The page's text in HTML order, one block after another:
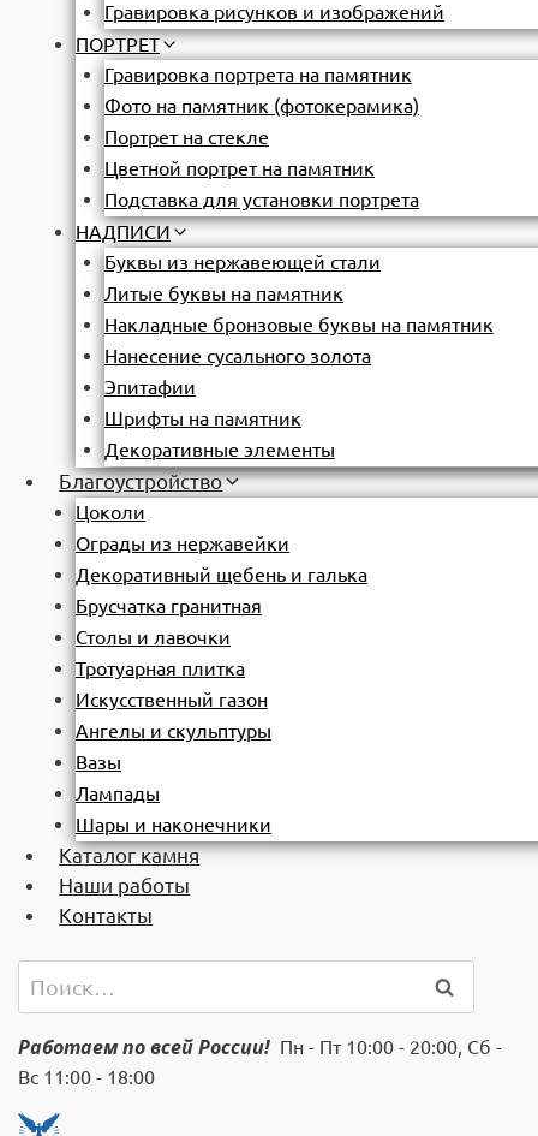
Гравировка рисунков и изображений
ПОРТРЕТ
Гравировка портрета на памятник
Фото на памятник (фотокерамика)
Портрет на стекле
Цветной портрет на памятник
Подставка для установки портрета
НАДПИСИ
Буквы из нержавеющей стали
Литые буквы на памятник
Накладные бронзовые буквы на памятник
Нанесение сусального золота
Эпитафии
Шрифты на памятник
Декоративные элементы
Благоустройство
Цоколи
Ограды из нержавейки
Декоративный щебень и галька
Брусчатка гранитная
Столы и лавочки
Тротуарная плитка
Искусственный газон
Ангелы и скульптуры
Вазы
Лампады
Шары и наконечники
Каталог камня
Наши работы
Контакты
Работаем по всей России! Пн - Пт 10:00 - 20:00, Сб -
Вс 11:00 - 18:00